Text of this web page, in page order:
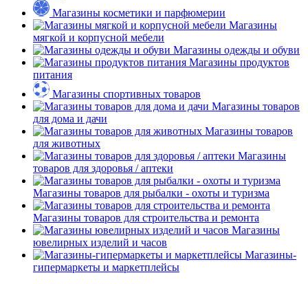
Магазины косметики и парфюмерии
Магазины
мягкой и корпусной мебели
Магазины одежды и обуви
Магазины продуктов
питания
Магазины спортивных товаров
Магазины товаров
для дома и дачи
Магазины товаров
для животных
Магазины
товаров для здоровья / аптеки
Магазины товаров для рыбалки - охоты и туризма
Магазины товаров для строительства и ремонта
Магазины
ювелирных изделий и часов
Магазины-
гипермаркеты и маркетплейсы